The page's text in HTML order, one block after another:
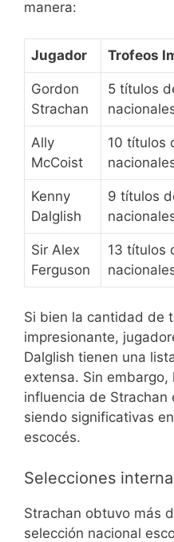
manera:
Jugador Trofeos
Gordon
Strachan
5 títulos
Ally
McCoist
10 títulos
Kenny
Dalglish
9 títulos
Sir Alex
Ferguson
13 títulos
Si bien la cantidad de
impresionante,
Dalglish tienen una
extensa. Sin
influencia de Strachan
siendo significativas
escocés.
Selecciones
Strachan obtuvo más
selección nacional